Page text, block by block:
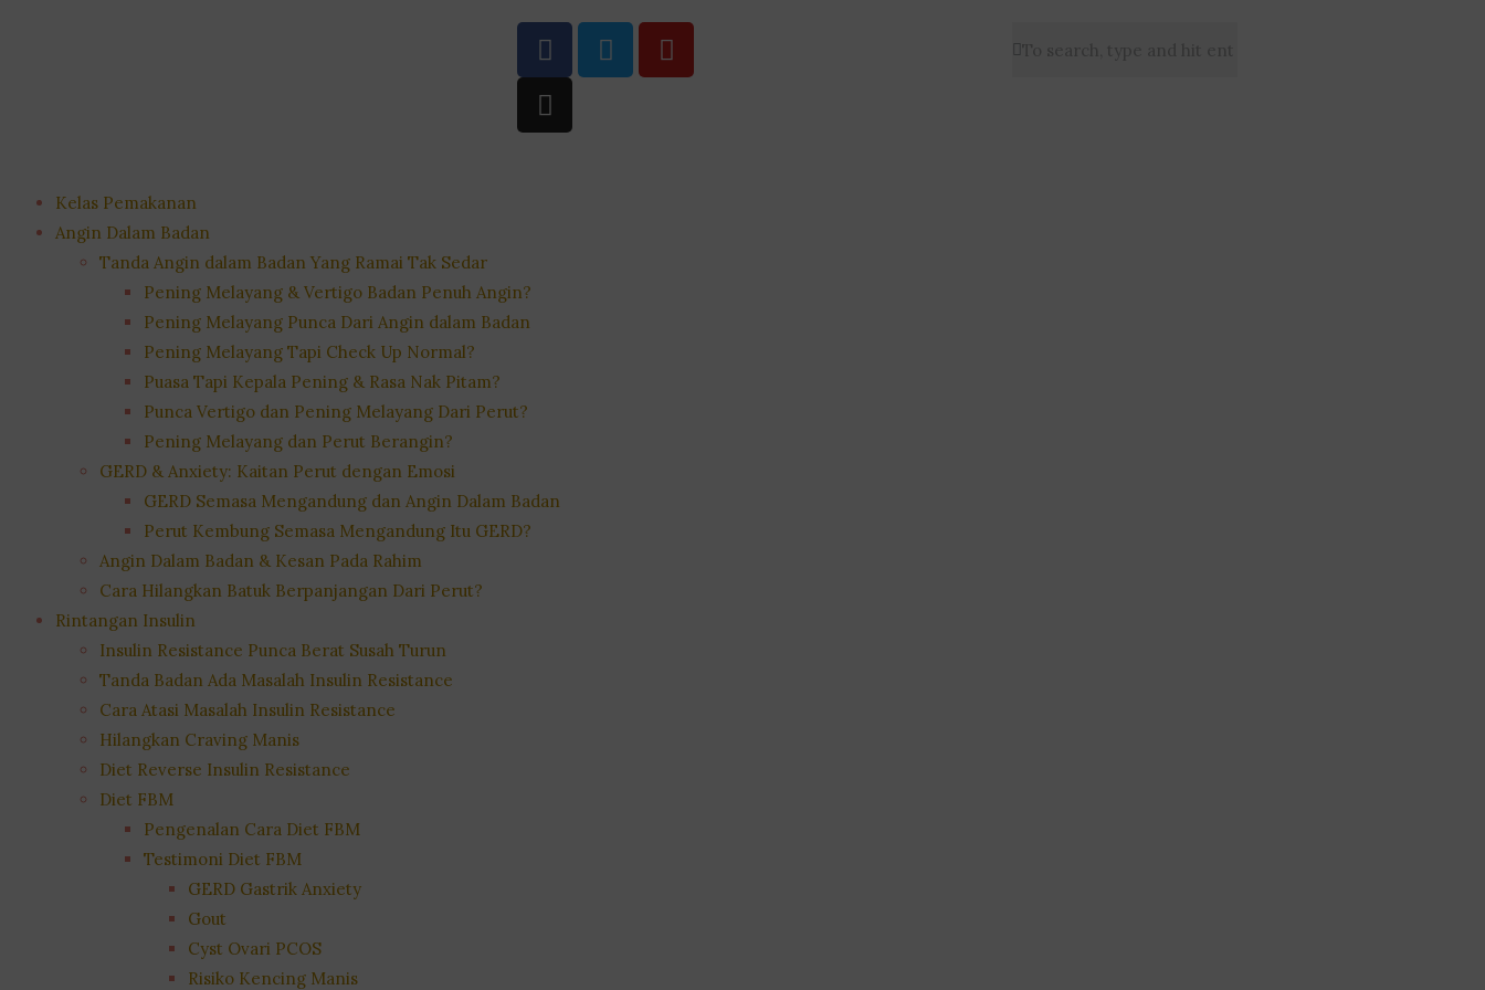
Kelas Pemakanan
Angin Dalam Badan
Tanda Angin dalam Badan Yang Ramai Tak Sedar
Pening Melayang & Vertigo Badan Penuh Angin?
Pening Melayang Punca Dari Angin dalam Badan
Pening Melayang Tapi Check Up Normal?
Puasa Tapi Kepala Pening & Rasa Nak Pitam?
Punca Vertigo dan Pening Melayang Dari Perut?
Pening Melayang dan Perut Berangin?
GERD & Anxiety: Kaitan Perut dengan Emosi
GERD Semasa Mengandung dan Angin Dalam Badan
Perut Kembung Semasa Mengandung Itu GERD?
Angin Dalam Badan & Kesan Pada Rahim
Cara Hilangkan Batuk Berpanjangan Dari Perut?
Rintangan Insulin
Insulin Resistance Punca Berat Susah Turun
Tanda Badan Ada Masalah Insulin Resistance
Cara Atasi Masalah Insulin Resistance
Hilangkan Craving Manis
Diet Reverse Insulin Resistance
Diet FBM
Pengenalan Cara Diet FBM
Testimoni Diet FBM
GERD Gastrik Anxiety
Gout
Cyst Ovari PCOS
Risiko Kencing Manis